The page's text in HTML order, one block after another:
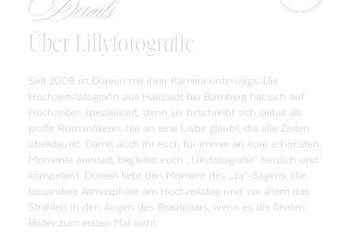
Über Lillyfotografie
Seit 2008 ist Doreen mit ihrer Kamera unterwegs. Die
Hochzeitsfotografin aus Hallstadt bei Bamberg hat sich auf
Hochzeiten spezialisiert, denn sie beschreibt sich selbst als
große Romantikerin, die an eine Liebe glaubt, die alle Zeiten
überdauert. Damit auch ihr euch für immer an eure schönsten
Momente erinnert, begleitet euch „Lillyfotografie“ herzlich und
kompetent. Doreen liebt den Moment des „Ja“-Sagens, die
besondere Atmosphäre am Hochzeitstag und vor allem das
Strahlen in den Augen des Brautpaars, wenn es die finalen
Bilder zum ersten Mal sieht.